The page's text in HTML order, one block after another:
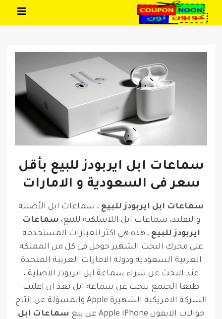
سماعات ابل ايربودز للبيع بأقل
سعر فى السعودية و الامارات
سماعات ابل ايربودز للبيع ، سماعات ابل الأصلية
والتقليد، سماعات ابل اللاسلكية للبيع، سماعات
ايربودز للبيع ، هذه هى اكثر العبارات المستخدمة
على محرك البحث الشهير جوجل فى كل من المملكة
العربية السعودية ودولة الامارات العربية المتحدة
عند البحث عن شراء سماعة ابل ايربودز الاصلية ،
طبعا الجيمع يبحث عن سماعة ابل بعد ان اعلنت
الشركة الامريكية الشهيرة Apple والمسؤلة عن انتاج
جوالات الايفون Apple iPhone عن بيع
سماعات ابل